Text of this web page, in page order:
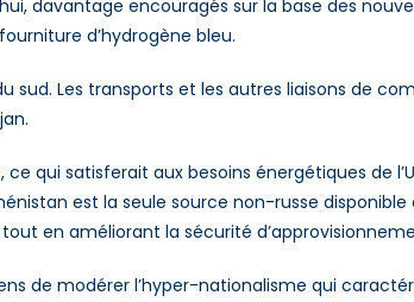
davantage encouragés sur la base des
d’hydrogène bleu.
Les transports et les autres liaisons de
qui satisferait aux besoins énergétiques de
est la seule source non-russe
en améliorant la sécurité
de modérer l’hyper-nationalisme qui